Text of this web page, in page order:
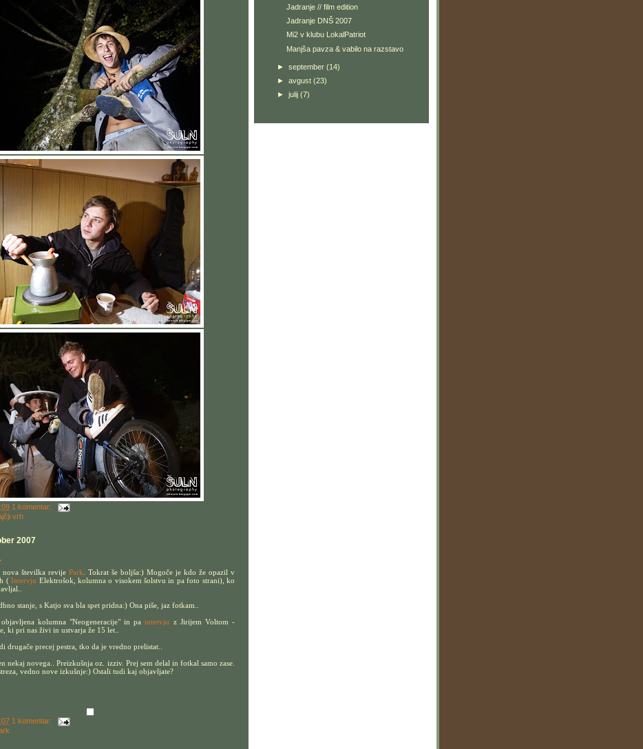
1 komentar:
vrh
2007
nova številka revije Park . Tokrat še boljša:) Mogoče je kdo že opazil v
(Intervju Elektrošok, kolumna o visokem šolstvu in pa foto strani), ko
stanje, s Katjo sva bla spet pridna:) Ona piše, jaz fotkam..
kolumna "Neogeneracije" in paintervju z Jirijem Voltom -
ki pri nas živi in ustvarja že 15 let..
drugače precej pestra, tko da je vredno prelistat..
nekaj novega.. Preizkušnja oz. izziv. Prej sem delal in fotkal samo zase.
vedno nove izkušnje:) Ostali tudi kaj objavljate?
1 komentar:
Jadranje // film edition
Jadranje DNŠ 2007
Mi2 v klubu LokalPatriot
Manjša pavza & vabilo na razstavo
► september (14)
► avgust (23)
► julij (7)